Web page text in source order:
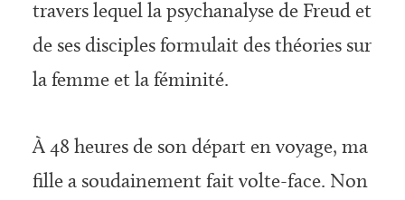
travers lequel la psychanalyse de Freud et
de ses disciples formulait des théories sur
la femme et la féminité.
À 48 heures de son départ en voyage, ma
fille a soudainement fait volte-face. Non